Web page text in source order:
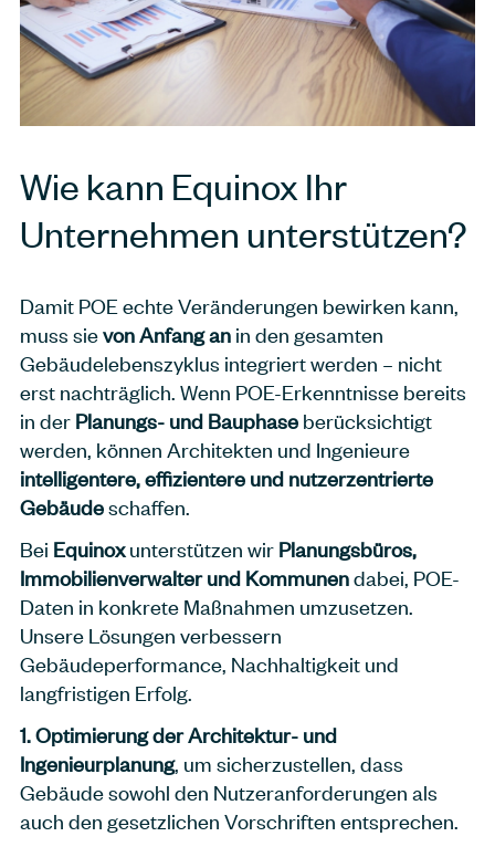
Wie kann Equinox Ihr
Unternehmen unterstützen?
Damit POE echte Veränderungen bewirken kann,
muss sievon Anfang an in den gesamten
Gebäudelebenszyklus integriert werden – nicht
erst nachträglich. Wenn POE-Erkenntnisse bereits
in der Planungs- und Bauphase berücksichtigt
werden, können Architekten und Ingenieure
intelligentere, effizientere und nutzerzentrierte
Gebäudeschaffen.
Bei Equinoxunterstützen wir Planungsbüros,
Immobilienverwalter und Kommunendabei, POE-
Daten in konkrete Maßnahmen umzusetzen.
Unsere Lösungen verbessern
Gebäudeperformance, Nachhaltigkeit und
langfristigen Erfolg.
1. Optimierung der Architektur- und
Ingenieurplanung, um sicherzustellen, dass
Gebäude sowohl den Nutzeranforderungen als
auch den gesetzlichen Vorschriften entsprechen.